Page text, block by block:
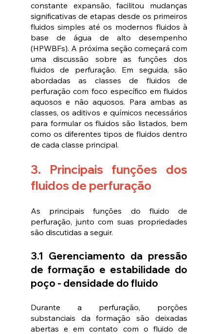
constante expansão, facilitou mudanças
significativas de etapas desde os primeiros
fluidos simples até os modernos fluidos à
base de água de alto desempenho
(HPWBFs). A próxima seção começará com
uma discussão sobre as funções dos
fluidos de perfuração. Em seguida, são
abordadas as classes de fluidos de
perfuração com foco específico em fluidos
aquosos e não aquosos. Para ambas as
classes, os aditivos e químicos necessários
para formular os fluidos são listados, bem
como os diferentes tipos de fluidos dentro
de cada classe principal.
3. Principais funções dos
fluidos de perfuração
As principais funções do fluido de
perfuração, junto com suas propriedades
são discutidas a seguir.
3.1 Gerenciamento da pressão
de formação e estabilidade do
poço - densidade do fluido
Durante a perfuração, porções
substanciais da formação são deixadas
abertas e em contato com o fluido de